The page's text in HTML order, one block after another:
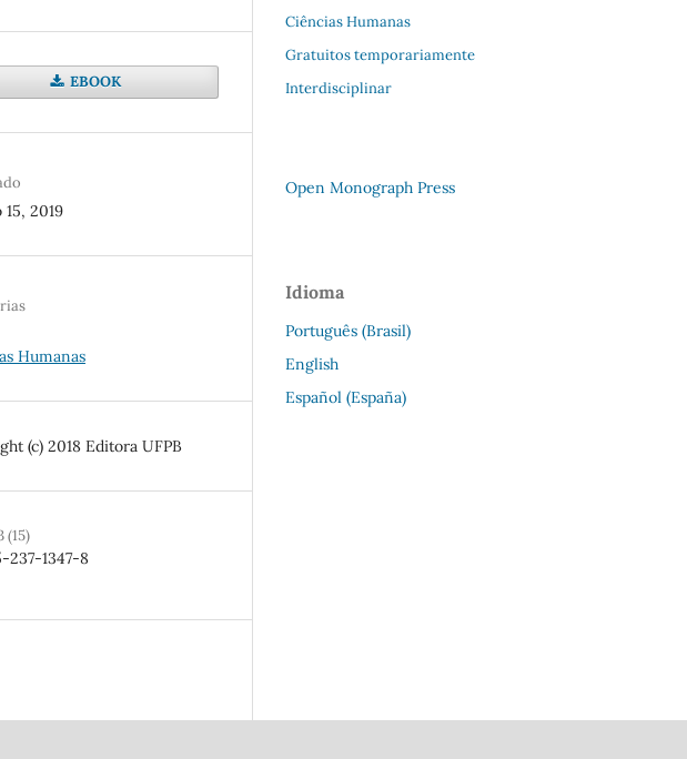
EBOOK
2019
Humanas
(c) 2018 Editora UFPB
(15)
237-1347-8
Ciências Humanas
Gratuitos temporariamente
Interdisciplinar
Open Monograph Press
Idioma
Português (Brasil)
English
Español (España)